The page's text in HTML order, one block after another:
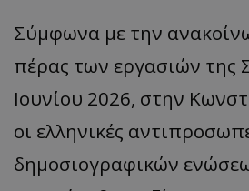
Σύμφωνα με την
πέρας των εργασιών της
Ιουνίου 2026, στην
οι ελληνικές
δημοσιογραφικών